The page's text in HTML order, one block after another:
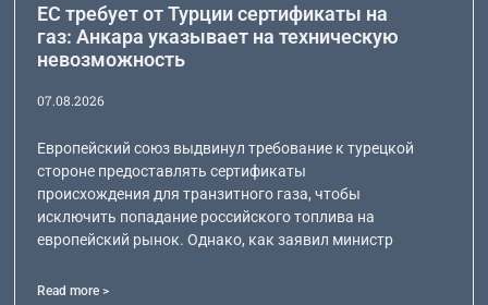
ЕС требует от Турции сертификаты на
газ: Анкара указывает на техническую
невозможность
07.08.2026
Европейский союз выдвинул требование к турецкой
стороне предоставлять сертификаты
происхождения для транзитного газа, чтобы
исключить попадание российского топлива на
европейский рынок. Однако, как заявил министр
Read more >